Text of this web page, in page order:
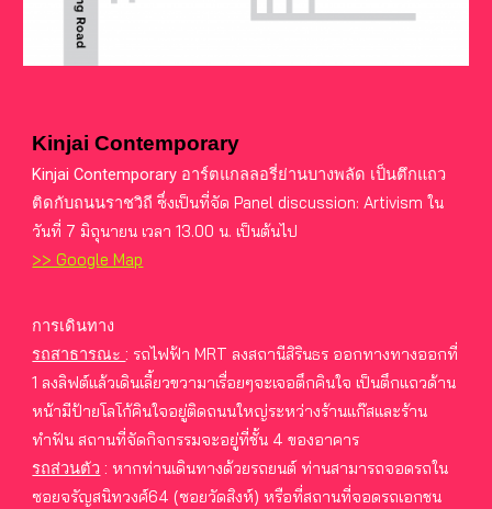
Kinjai Contemporary
Kinjai Contemporary อาร์ตแกลลอรี่ย่านบางพลัด เป็นตึกแถว
ติดกับถนนราชวิถี ซึ่งเป็นที่จัด Panel discussion: Artivism ใน
วันที่ 7 มิถุนายน เวลา 13.00 น. เป็นต้นไป
>> Google Map
การเดินทาง
รถสาธารณะ: รถไฟฟ้า MRT ลงสถานีสิรินธร ออกทางทางออกที่
1 ลงลิฟต์แล้วเดินเลี้ยวขวามาเรื่อยๆจะเจอตึกคินใจ เป็นตึกแถวด้าน
หน้ามีป้ายโลโก้คินใจอยู่ติดถนนใหญ่ระหว่างร้านแก๊สและร้าน
ทำฟัน สถานที่จัดกิจกรรมจะอยู่ที่ชั้น 4 ของอาคาร
รถส่วนตัว : หากท่านเดินทางด้วยรถยนต์ ท่านสามารถจอดรถใน
ซอยจรัญสนิทวงศ์64 (ซอยวัดสิงห์) หรือที่สถานที่จอดรถเอกชน